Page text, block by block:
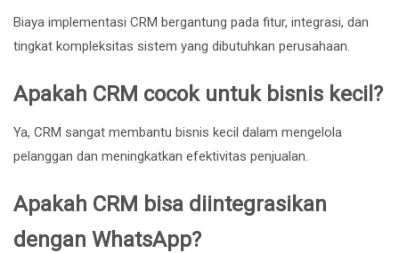
Biaya implementasi CRM bergantung pada fitur, integrasi, dan
tingkat kompleksitas sistem yang dibutuhkan perusahaan.
Apakah CRM cocok untuk bisnis kecil?
Ya, CRM sangat membantu bisnis kecil dalam mengelola
pelanggan dan meningkatkan efektivitas penjualan.
Apakah CRM bisa diintegrasikan
dengan WhatsApp?